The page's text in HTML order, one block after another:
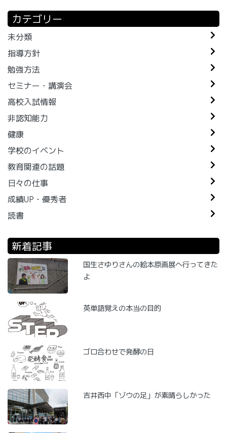
カテゴリー
未分類
指導方針
勉強方法
セミナー・講演会
高校入試情報
非認知能力
健康
学校のイベント
教育関連の話題
日々の仕事
成績UP・優秀者
読書
新着記事
国生さゆりさんの絵本原画展へ行ってきた
よ
英単語覚えの本当の目的
ゴロ合わせで発酵の日
吉井西中「ゾウの足」が素晴らしかった